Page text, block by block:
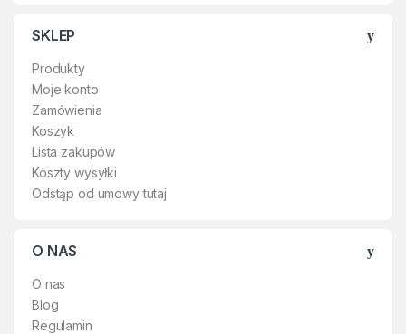
SKLEP
Produkty
Moje konto
Zamówienia
Koszyk
Lista zakupów
Koszty wysyłki
Odstąp od umowy tutaj
O NAS
O nas
Blog
Regulamin